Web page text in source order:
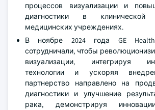
процессов визуализации и
диагностики в
медицинских учреждениях.
В ноябре 2024 года GE
сотрудничали, чтобы
визуализации, интегрируя
технологии и ускоряя
партнерство направлено на
диагностики и улучшение
рака, демонстрируя